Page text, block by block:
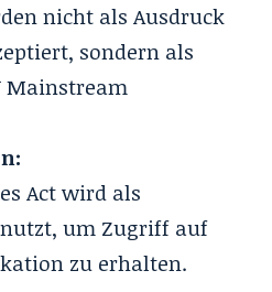
nicht als Ausdruck
sondern als
Mainstream
Act wird als
um Zugriff auf
zu erhalten.